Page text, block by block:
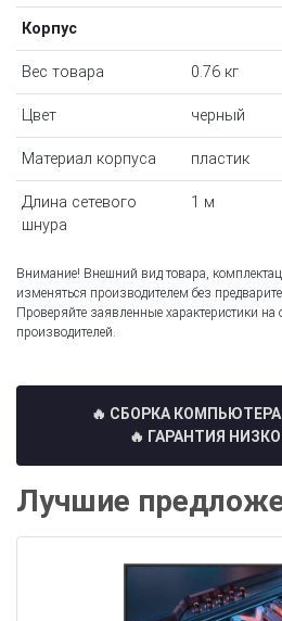
Корпус
Вес товара 0.76 кг
Цвет черный
Материал корпуса пластик
Длина сетевого
шнура
1 м
Внимание! Внешний вид товара,
изменяться производителем без
Проверяйте заявленные характеристики
производителей.
🔥 СБОРКА
🔥 ГАРАНТИЯ
Лучшие